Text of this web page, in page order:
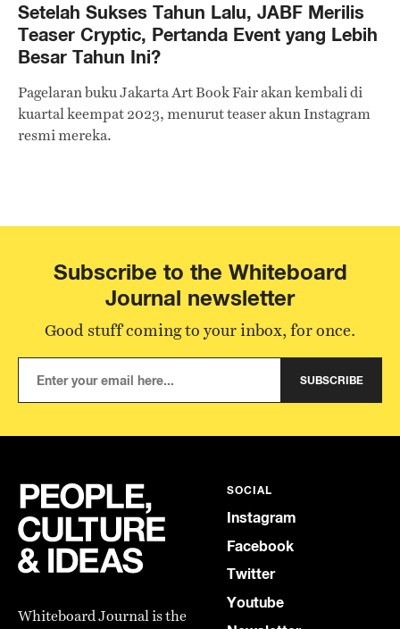
Setelah Sukses Tahun Lalu, JABF Merilis
Teaser Cryptic, Pertanda Event yang Lebih
Besar Tahun Ini?
Pagelaran buku Jakarta Art Book Fair akan kembali di
kuartal keempat 2023, menurut teaser akun Instagram
resmi mereka.
Subscribe to the Whiteboard
Journal newsletter
Good stuff coming to your inbox, for once.
SUBSCRIBE
Whiteboard Journal is the
SOCIAL
Instagram
Facebook
Twitter
Youtube